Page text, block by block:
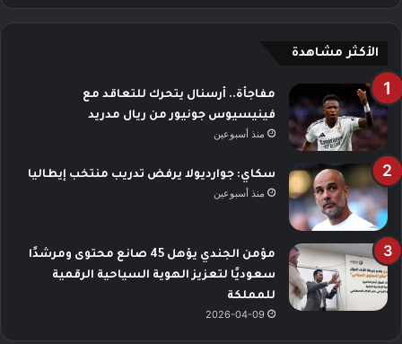
الأكثر مشاهدة
مفاجأة.. أرسنال يتحرك للتعاقد مع
فينيسيوس جونيور من ريال مدريد
منذ أسبوعين
سكاي: جوارديولا يرفض تدريب منتخب إيطاليا
منذ أسبوعين
مؤمن الجندي يؤهل 45 صانع محتوى ومرشدًا
سعوديًا لتعزيز الهوية السياحية الرقمية
للمملكة
2026-04-09